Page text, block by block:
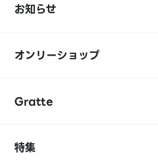
お知らせ
オンリーショップ
Gratte
特集